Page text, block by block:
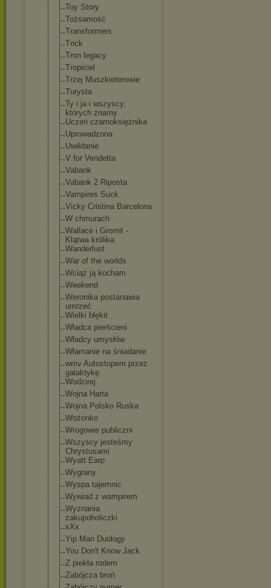
Toy Story
Tożsamość
Transformers
Trick
Tron legacy
Tropiciel
Trzej Muszkieterowie
Turysta
Ty i ja i wszyscy,
których znamy
Uczeń czarnoksiężnika
Uprowadzona
Uwikłanie
V for Vendetta
Vabank
Vabank 2 Riposta
Vampires Suck
Vicky Cristina Barcelona
W chmurach
Wallace i Gromit -
Klątwa królika
Wanderlust
War of the worlds
Wciąż ją kocham
Weekend
Weronika postanawia
umrzeć
Wielki błękit
Władca pierścieni
Władcy umysłów
Włamanie na śniadanie
wmv Autostopem przez
galaktykę
Wodzirej
Wojna Harta
Wojna Polsko Ruska
Wożonko
Wrogowie publiczni
Wszyscy jesteśmy
Chrystusami
Wyatt Earp
Wygrany
Wyspa tajemnic
Wywiad z wampirem
Wyznania
zakupoholiczki
xXx
Yip Man Duology
You Don't Know Jack
Z piekła rodem
Zabójcza broń